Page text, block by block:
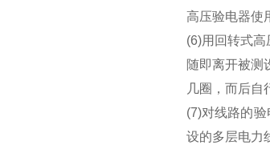
高压验电器使
(6)用回转式
随即离开被测
几圈，而后自
(7)对线路的
设的多层电力